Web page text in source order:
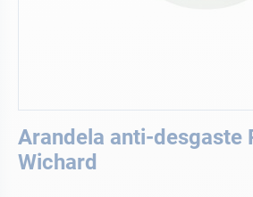
Arandela anti-desgaste
Wichard
al
comienzo
de